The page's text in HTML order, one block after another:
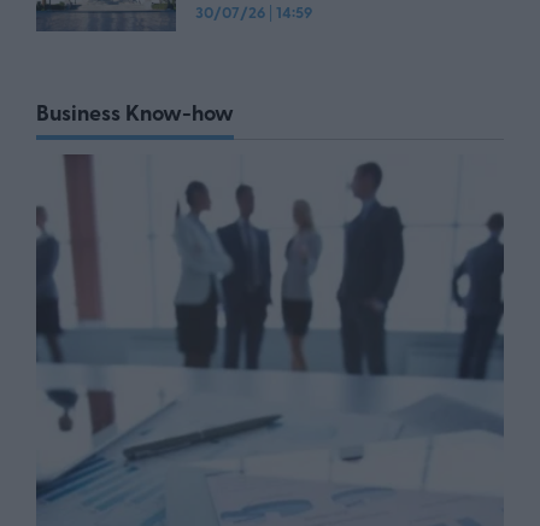
30/07/26 | 14:59
Business Know-how